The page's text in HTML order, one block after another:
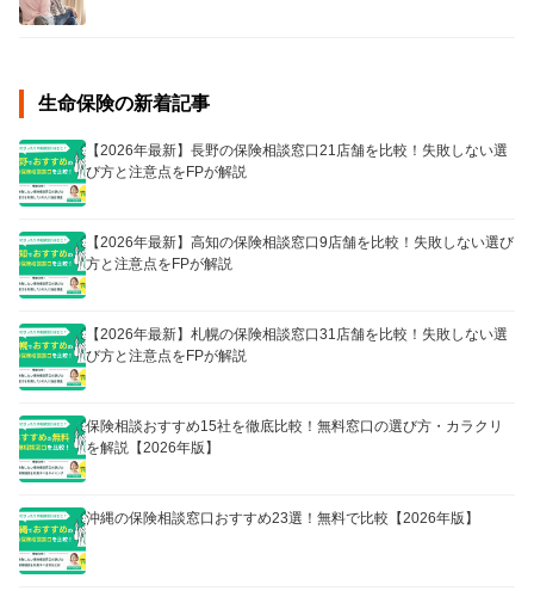
生命保険の新着記事
【2026年最新】長野の保険相談窓口21店舗を比較！失敗しない選
び方と注意点をFPが解説
【2026年最新】高知の保険相談窓口9店舗を比較！失敗しない選び
方と注意点をFPが解説
【2026年最新】札幌の保険相談窓口31店舗を比較！失敗しない選
び方と注意点をFPが解説
保険相談おすすめ15社を徹底比較！無料窓口の選び方・カラクリ
を解説【2026年版】
沖縄の保険相談窓口おすすめ23選！無料で比較【2026年版】